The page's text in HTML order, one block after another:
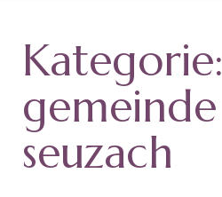
Kategorie:
gemeinde
seuzach